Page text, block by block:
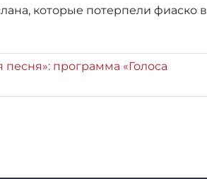
которые потерпели фиаско в
программа «Голоса